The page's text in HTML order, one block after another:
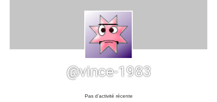
@vince-1983
Pas d’activité récente